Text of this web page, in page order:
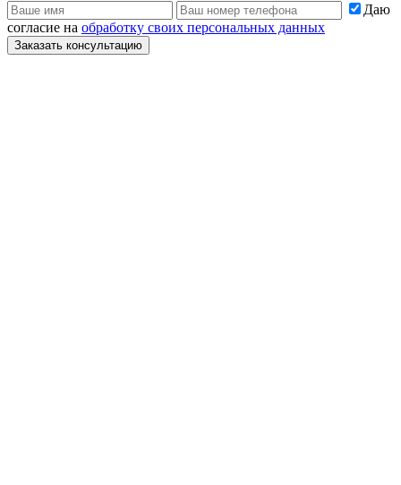
Даю
согласие на обработку своих персональных данных
Заказать консультацию